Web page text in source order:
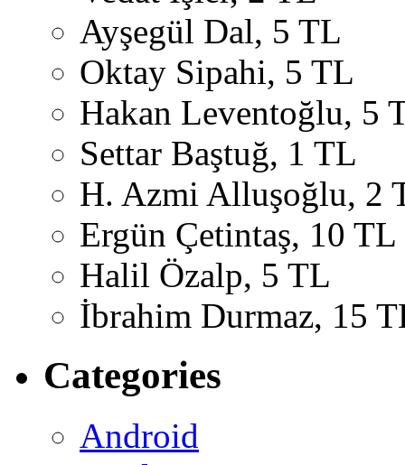
Ayşegül Dal, 5 TL
Oktay Sipahi, 5 TL
Hakan Leventoğlu, 5
Settar Baştuğ, 1 TL
H. Azmi Alluşoğlu, 2
Ergün Çetintaş, 10 TL
Halil Özalp, 5 TL
İbrahim Durmaz, 15
Categories
Android